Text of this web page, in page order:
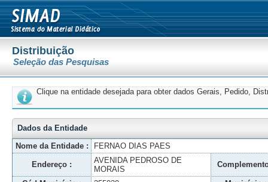
Distribuição
Seleção das Pesquisas
Clique na entidade desejada para obter dados Gerais, Pedido,
Dados da Entidade
Nome da Entidade :
FERNAO DIAS PAES
Endereço :
AVENIDA PEDROSO DE
MORAIS